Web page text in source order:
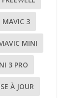
MAVIC 3
MINI
3 PRO
À JOUR